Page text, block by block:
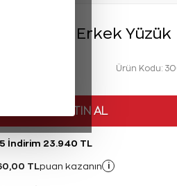
Gümüş Erkek Yüzük
Ürün Kodu:
HEMEN SATIN AL
İndirim 23.940 TL
TL puan kazanın i